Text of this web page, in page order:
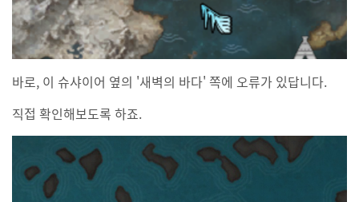
바로, 이 슈샤이어 옆의 '새벽의 바다' 쪽에 오류가 있답니다.
직접 확인해보도록 하죠.